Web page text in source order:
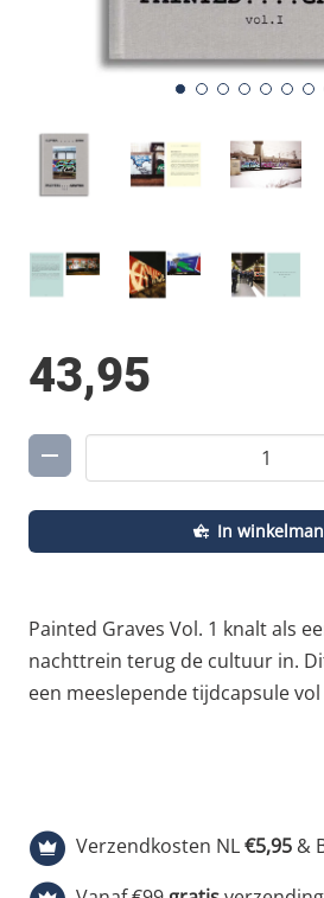
43,95
In
Painted Graves Vol. 1 knalt als een vergeten
nachttrein terug de cultuur in.
een meeslepende tijdcapsule
tunnelstof en pure writers-
in 2001. Na tien jaar
met de SDK-crew abrupt tot
Verzendkosten NL€5,95 &